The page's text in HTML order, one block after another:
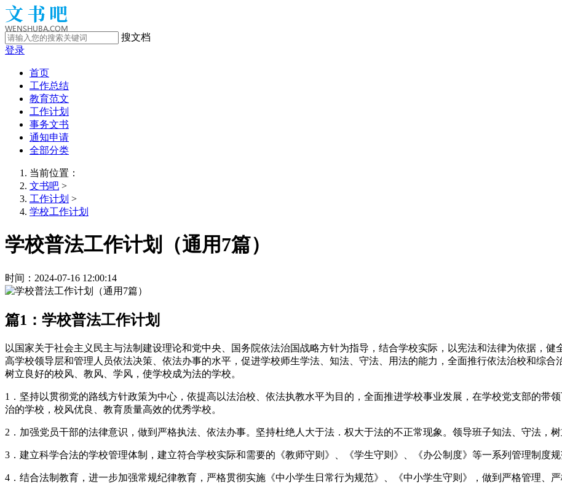
搜文档
登录
首页
工作总结
教育范文
工作计划
事务文书
通知申请
全部分类
当前位置：
文书吧 >
工作计划 >
学校工作计划
学校普法工作计划（通用7篇）
时间：2024-07-16 12:00:14
篇1：学校普法工作计划
以国家关于社会主义民主与法制建设理论和党中央、国务院依法治国战略方针为指导，结合学校实际，以宪法和法律为依据，
高学校领导层和管理人员依法决策、依法办事的水平，促进学校师生学法、知法、守法、用法的能力，全面推行依法治校和综合
树立良好的校风、教风、学风，使学校成为法的学校。
1．坚持以贯彻党的路线方针政策为中心，依提高以法治校、依法执教水平为目的，全面推进学校事业发展，在学校党支部的带
治的学校，校风优良、教育质量高效的优秀学校。
2．加强党员干部的法律意识，做到严格执法、依法办事。坚持杜绝人大于法．权大于法的不正常现象。领导班子知法、守法，
3．建立科学合法的学校管理体制，建立符合学校实际和需要的《教师守则》、《学生守则》、《办公制度》等一系列管理制度
4．结合法制教育，进一步加强常规纪律教育，严格贯彻实施《中小学生日常行为规范》、《中小学生守则》，做到严格管理、